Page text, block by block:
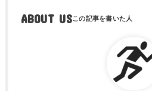
ABOUT US